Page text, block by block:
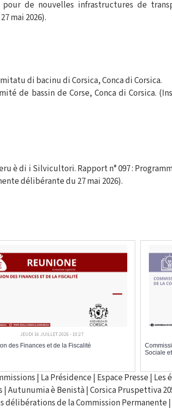
de nouvelles infrastructures de
mai 2026).
di bacinu di Corsica, Conca di Corsica.
de bassin de Corse, Conca di Corsica.
è di i Silvicultori. Rapport n° 097 :
délibérante du 27 mai 2026).
JEUDI 16 JUILLET 2026 - 10:27
des Finances et de la Fiscalité
Sociale
| La Présidence| Espace Presse| Les
|Autunumia è Benistà|Corsica Pruspettiva
délibérations de la Commission Permanente|